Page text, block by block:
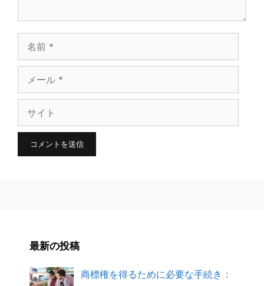
前
ー
イ
最新の投稿
商標権を得るために必要な手続き：